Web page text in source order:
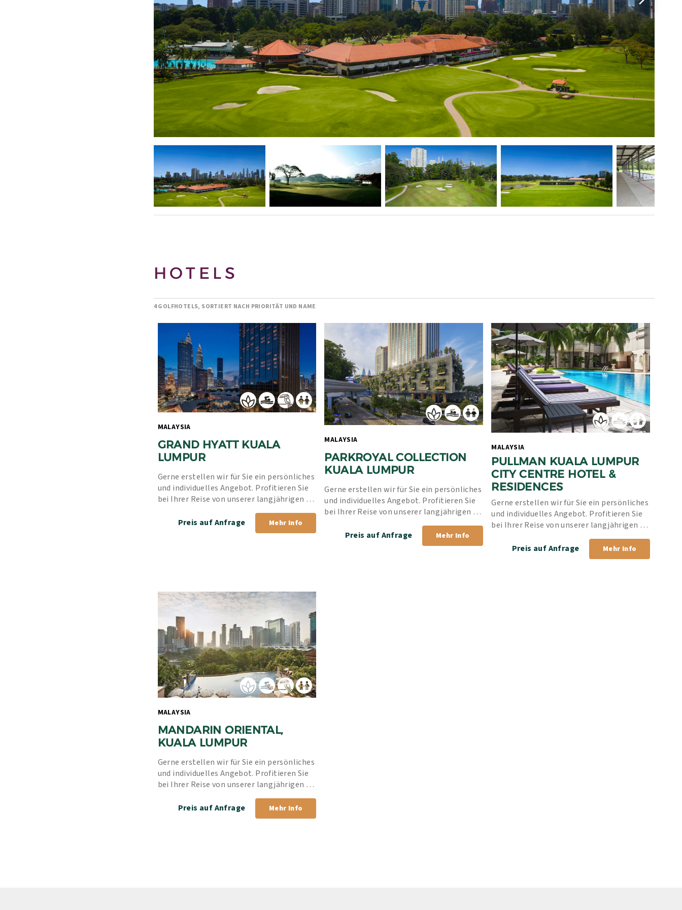
HOTELS
4 GOLFHOTELS, SORTIERT NACH PRIORITÄT UND NAME
GRAND HYATT KUALA
LUMPUR
Gerne erstellen wir für Sie ein persönliches
und individuelles Angebot. Profitieren Sie
bei Ihrer Reise von unserer langjährigen
Erfahrung und unserer Bestpreis-Garantie.
Preis auf Anfrage
Mehr Info
PARKROYAL COLLECTION
KUALA LUMPUR
Gerne erstellen wir für Sie ein persönliches
und individuelles Angebot. Profitieren Sie
bei Ihrer Reise von unserer langjährigen
Erfahrung und unserer Bestpreis-Garantie.
Preis auf Anfrage
Mehr Info
PULLMAN KUALA LUMPUR
CITY CENTRE HOTEL &
RESIDENCES
Gerne erstellen wir für Sie ein persönliches
und individuelles Angebot. Profitieren Sie
bei Ihrer Reise von unserer langjährigen
Erfahrung und unserer Bestpreis-Garantie.
Preis auf Anfrage
Mehr Info
MANDARIN ORIENTAL,
KUALA LUMPUR
Gerne erstellen wir für Sie ein persönliches
und individuelles Angebot. Profitieren Sie
bei Ihrer Reise von unserer langjährigen
Erfahrung und unserer Bestpreis-Garantie.
Preis auf Anfrage
Mehr Info